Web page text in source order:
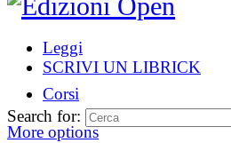
Leggi
SCRIVI UN LIBRICK
Corsi
More options
Search for: